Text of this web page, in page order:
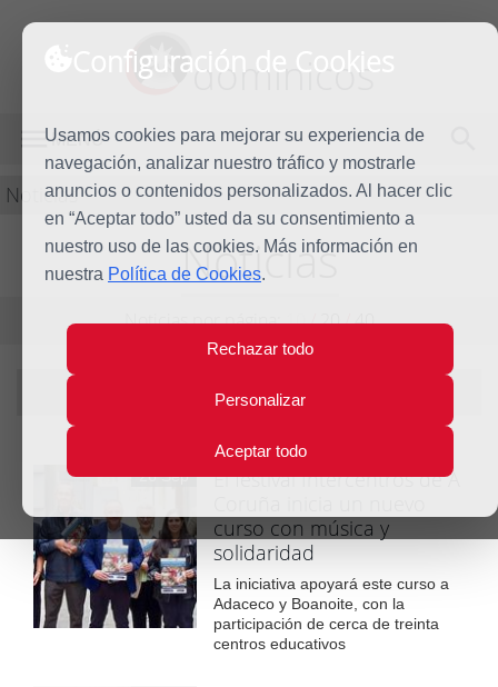
Configuración de Cookies
Usamos cookies para mejorar su experiencia de
navegación, analizar nuestro tráfico y mostrarle
anuncios o contenidos personalizados. Al hacer clic
en “Aceptar todo” usted da su consentimiento a
nuestro uso de las cookies. Más información en
nuestra Política de Cookies.
Rechazar todo
Personalizar
Aceptar todo
dominicos
MENÚ
Noticias
Noticias
Noticias por página:10/20/40
Filtrando por tema:Justicia y paz
26 Sep
El festival Intercentros de A
curso con música y
solidaridad
La iniciativa apoyará este curso a
Adaceco y Boanoite, con la
participación de cerca de treinta
centros educativos